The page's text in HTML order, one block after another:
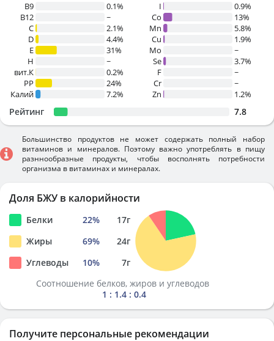
B9
0.1%
B12
~
C
2.1%
D
4.4%
E
31%
H
~
вит.К
0.2%
PP
24%
Калий
7.2%
I
0.9%
Co
13%
Mn
5.8%
Cu
1.9%
Mo
~
Se
3.7%
F
~
Cr
~
Zn
1.2%
Рейтинг 7.8
Большинство продуктов не может содержать полный набор
витаминов и минералов. Поэтому важно употреблять в пищу
разннообразные продукты, чтобы восполнять потребности
организма в витаминах и минералах.
Доля БЖУ в калорийности
Белки 22% 17г
Жиры
69% 24г
Углеводы
10% 7г
Соотношение белков, жиров и углеводов
1 : 1.4 : 0.4
Получите персональные рекомендации